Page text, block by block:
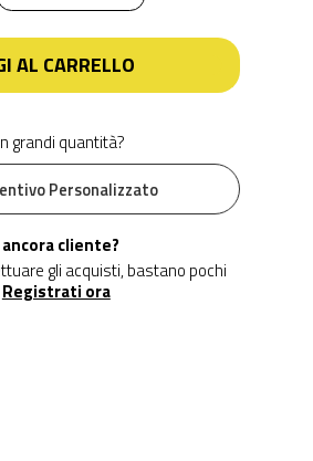
AL CARRELLO
grandi quantità?
Personalizzato
cliente?
gli acquisti, bastano pochi
Registrati ora